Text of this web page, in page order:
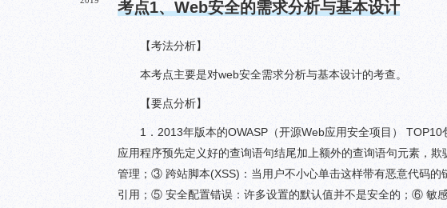
考点1、Web安全的需求分析与基本设计
【考法分析】
本考点主要是对web安全需求分析与基本设计的考查。
【要点分析】
1．2013年版本的OWASP（开源Web应用安全项目）
应用程序预先定义好的查询语句结尾加上额外的查询语句元素，
管理；③ 跨站脚本(XSS)：当用户不小心单击这样带有恶意代码
引用；⑤ 安全配置错误：许多设置的默认值并不是安全的；⑥